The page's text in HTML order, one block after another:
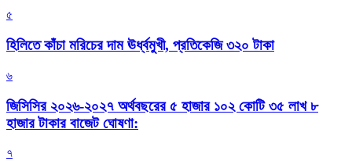
৫
হিলিতে কাঁচা মরিচের দাম ঊর্ধ্বমুখী, প্রতিকেজি ৩২০ টাকা
৬
জিসিসির ২০২৬-২০২৭ অর্থবছরের ৫ হাজার ১০২ কোটি ৩৫ লাখ ৮
হাজার টাকার বাজেট ঘোষণা:
৭